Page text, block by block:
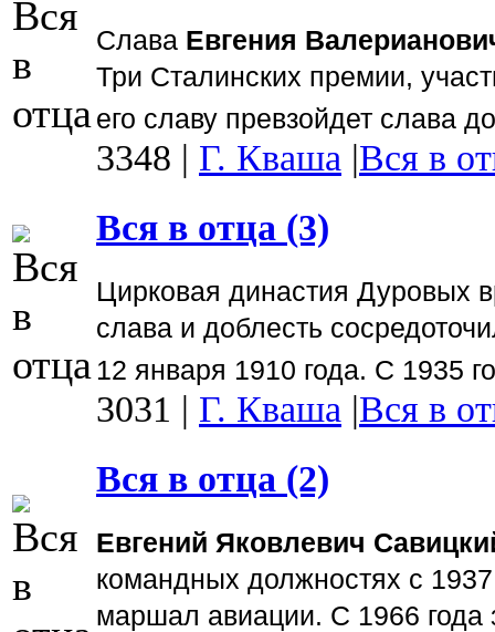
Слава Евгения
Три Сталинских премии,
его славу превзойдет слава
3348 | Г. Кваша |Вся в
Вся в отца (3)
Цирковая династия Дуровых
слава и доблесть
12 января 1910 года. С 1935
3031 | Г. Кваша |Вся в
Вся в отца (2)
Евгений Яковлевич
командных должностях с
маршал авиации. С 1966 года